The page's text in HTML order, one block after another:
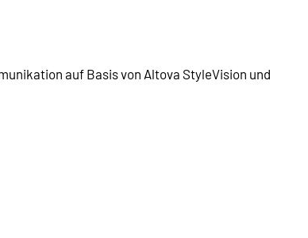
auf Basis von Altova StyleVision und